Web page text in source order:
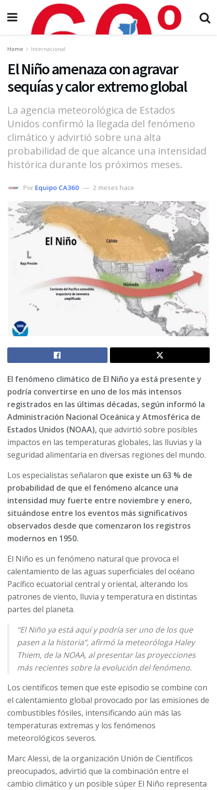
Home Internacional
El Niño amenaza con agravar
sequías y calor extremo global
La agencia meteorológica de Estados
Unidos confirmó la llegada del fenómeno
climático y advirtió sobre una alta
probabilidad de que alcance una intensidad
histórica durante los próximos meses.
Por Equipo CA360 2 meses hace
El fenómeno climático de El Niño ya está presente y
podría convertirse en uno de los más intensos
registrados en las últimas décadas, según informó la
Administración Nacional Oceánica y Atmosférica de
Estados Unidos (NOAA),que advirtió sobre posibles
impactos en las temperaturas globales, las lluvias y la
seguridad alimentaria en diversas regiones del mundo.
Los especialistas señalaron que existe un 63 % de
probabilidad de que el fenómeno alcance una
intensidad muy fuerte entre noviembre y enero,
situándose entre los eventos más significativos
observados desde que comenzaron los registros
modernos en 1950.
El Niño es un fenómeno natural que provoca el
calentamiento de las aguas superficiales del océano
Pacífico ecuatorial central y oriental, alterando los
patrones de viento, lluvia y temperatura en distintas
partes del planeta.
“El Niño ya está aquí y podría ser uno de los que
pasen a la historia”, afirmó la meteoróloga Haley
Thiem, de la NOAA, al presentar las proyecciones
más recientes sobre la evolución del fenómeno.
Los científicos temen que este episodio se combine con
el calentamiento global provocado por las emisiones de
combustibles fósiles, intensificando aún más las
temperaturas extremas y los fenómenos
meteorológicos severos.
Marc Alessi, de la organización Unión de Científicos
preocupados, advirtió que la combinación entre el
cambio climático y un posible súper El Niño representa